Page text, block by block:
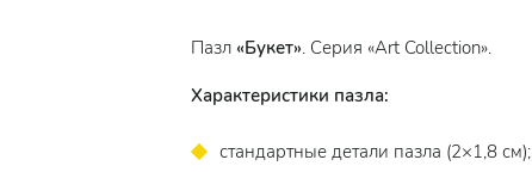
Пазл «Букет». Серия «Art Collection».
Характеристики пазла:
стандартные детали пазла (2×1,8 см);